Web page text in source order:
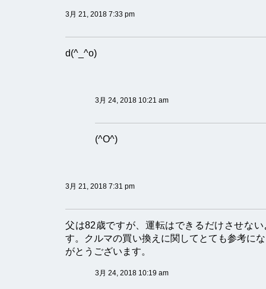
3月 21, 2018 7:33 pm
d(^_^o)
3月 24, 2018 10:21 am
(^O^)
3月 21, 2018 7:31 pm
父は82歳ですが、運転はできるだけさせな
す。クルマの買い換えに関してとても参考に
がとうございます。
3月 24, 2018 10:19 am